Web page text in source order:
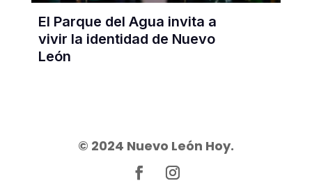
El Parque del Agua invita a
vivir la identidad de Nuevo
León
© 2024 Nuevo León Hoy.